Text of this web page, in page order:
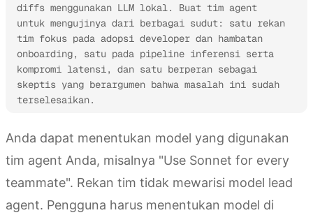
diffs menggunakan LLM lokal. Buat tim agent
untuk mengujinya dari berbagai sudut: satu rekan
tim fokus pada adopsi developer dan hambatan
onboarding, satu pada pipeline inferensi serta
kompromi latensi, dan satu berperan sebagai
skeptis yang berargumen bahwa masalah ini sudah
terselesaikan.
Anda dapat menentukan model yang digunakan
tim agent Anda, misalnya "Use Sonnet for every
teammate". Rekan tim tidak mewarisi model lead
agent. Pengguna harus menentukan model di